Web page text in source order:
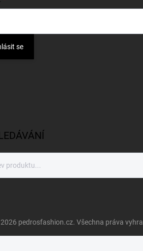
se
pedrosfashion.cz. Všechna práva